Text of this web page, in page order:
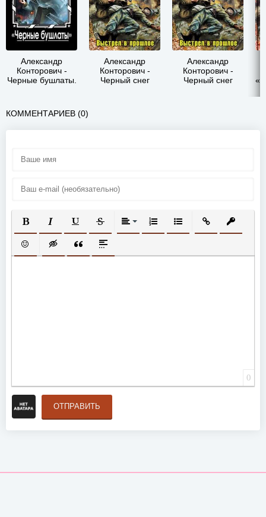
Александр
Конторович -
Черные бушлаты.
Александр
Конторович -
Черный снег
Александр
Конторович -
Черный снег
КОММЕНТАРИЕВ (0)
ПОЛУЖИРНЫЙ
КУРСИВПОДЧЕРКНУТЫЙ
ЗАЧЕРКНУТЫЙВЫРАВНИВАНИЕ
НУМЕРОВАННЫЙ СПИСОК
МАРКИРОВАННЫЙ
ВСТАВИТЬ
ВСТАВИТЬ СМАЙЛИК
ВСТАВКА СКРЫТОГО ТЕКСТА
ВСТАВКА ЦИТАТЫ
ВСТАВКА СПОЙЛЕРА
0
ОТПРАВИТЬ